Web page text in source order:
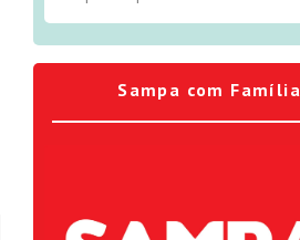
Sampa com Família